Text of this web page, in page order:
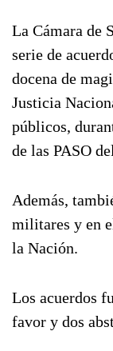
La Cámara de
serie de
docena de
Justicia
públicos,
de las PASO
Además,
militares y en
la Nación.
Los acuerdos
favor y dos